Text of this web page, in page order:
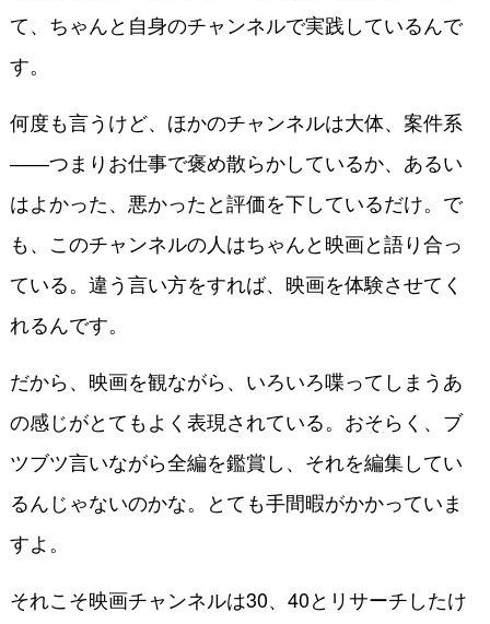
て、ちゃんと自身のチャンネルで実践しているんで
す。
何度も言うけど、ほかのチャンネルは大体、案件系
――つまりお仕事で褒め散らかしているか、あるい
はよかった、悪かったと評価を下しているだけ。で
も、このチャンネルの人はちゃんと映画と語り合っ
ている。違う言い方をすれば、映画を体験させてく
れるんです。
だから、映画を観ながら、いろいろ喋ってしまうあ
の感じがとてもよく表現されている。おそらく、ブ
ツブツ言いながら全編を鑑賞し、それを編集してい
るんじゃないのかな。とても手間暇がかかっていま
すよ。
それこそ映画チャンネルは30、40とリサーチしたけ